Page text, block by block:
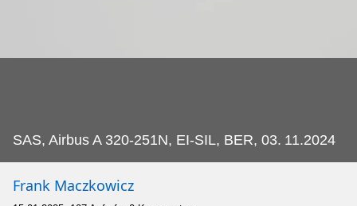
SAS, Airbus A 320-251N, EI-SIL, BER, 03. 11.2024
Frank Maczkowicz